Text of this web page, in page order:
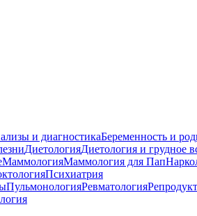
и диагностикаБеременность и
ДиетологияДиетология и грудное
МаммологияМаммология для Пап
Психиатрия
ПульмонологияРевматология